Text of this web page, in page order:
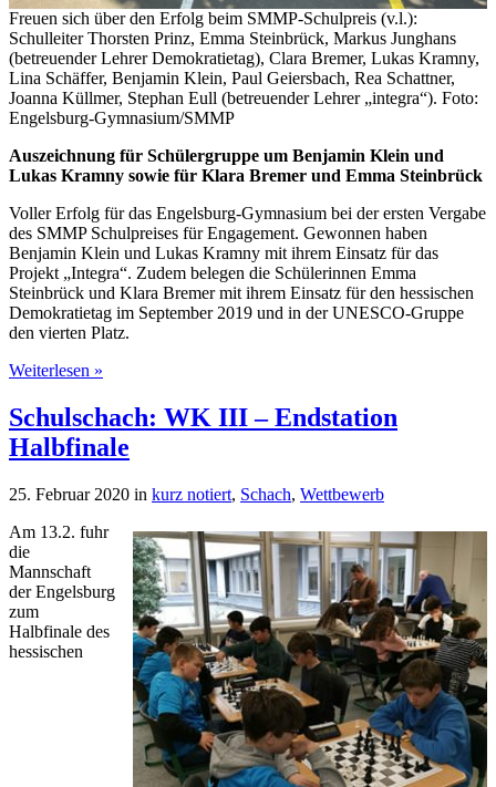
Freuen sich über den Erfolg beim SMMP-Schulpreis (v.l.):
Schulleiter Thorsten Prinz, Emma Steinbrück, Markus Junghans
(betreuender Lehrer Demokratietag), Clara Bremer, Lukas Kramny,
Lina Schäffer, Benjamin Klein, Paul Geiersbach, Rea Schattner,
Joanna Küllmer, Stephan Eull (betreuender Lehrer „integra“). Foto:
Engelsburg-Gymnasium/SMMP
Auszeichnung für Schülergruppe um Benjamin Klein und
Lukas Kramny sowie für Klara Bremer und Emma Steinbrück
Voller Erfolg für das Engelsburg-Gymnasium bei der ersten Vergabe
des SMMP Schulpreises für Engagement. Gewonnen haben
Benjamin Klein und Lukas Kramny mit ihrem Einsatz für das
Projekt „Integra“. Zudem belegen die Schülerinnen Emma
Steinbrück und Klara Bremer mit ihrem Einsatz für den hessischen
Demokratietag im September 2019 und in der UNESCO-Gruppe
den vierten Platz.
Weiterlesen »
für
Engagement
geht
die
Schulschach: WK III – Endstation
Halbfinale
25. Februar 2020 in kurz notiert, Schach, Wettbewerb
Am 13.2. fuhr
die
Mannschaft
der Engelsburg
zum
Halbfinale des
hessischen